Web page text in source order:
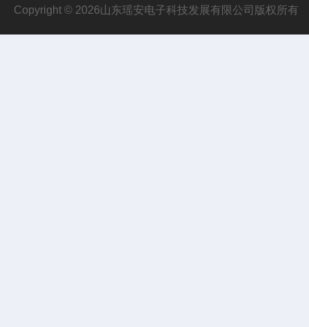
Copyright © 2026山东瑶安电子科技发展有限公司版权所有